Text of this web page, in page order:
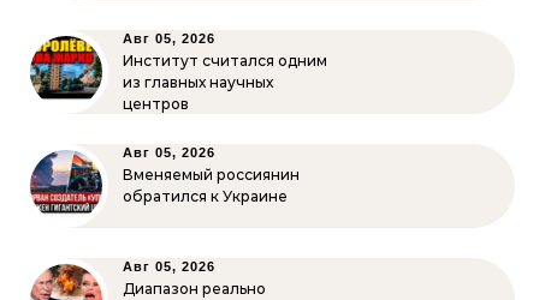
Авг 05, 2026
Институт считался одним
из главных научных
центров
Авг 05, 2026
Вменяемый россиянин
обратился к Украине
Авг 05, 2026
Диапазон реально